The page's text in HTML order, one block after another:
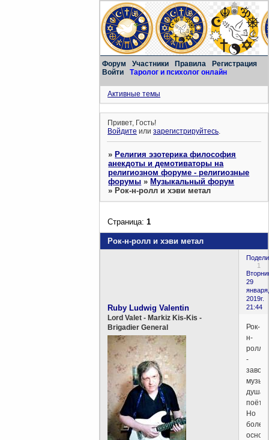
Форум Участники Правила
Регистрация
Войти
Таролог и психолог онлайн
Активные темы
Привет, Гость!
Войдите илизарегистрируйтесь.
»Религия эзотерика философия
анекдоты и демотиваторы на
религиозном форуме - религиозные
форумы »Музыкальный форум
»Рок-н-ролл и хэви метал
Рок-н-ролл и хэви метал
Страница:1
1
29
января,
2019г.
21:44
Ruby Ludwig Valentin
Lord Valet - Markiz Kis-Kis -
Brigadier General
Рок-
н-
ролл
-
душа
поёт.
Но
более